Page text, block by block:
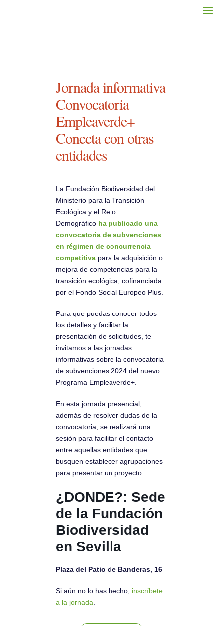
Jornada informativa
Convocatoria
Empleaverde+
Conecta con otras
entidades
La Fundación Biodiversidad del
Ministerio para la Transición
Ecológica y el Reto
Demográfico ha publicado una
convocatoria de subvenciones
en régimen de concurrencia
competitiva para la adquisición o
mejora de competencias para la
transición ecológica, cofinanciada
por el Fondo Social Europeo Plus.
Para que puedas conocer todos
los detalles y facilitar la
presentación de solicitudes, te
invitamos a las jornadas
informativas sobre la convocatoria
de subvenciones 2024 del nuevo
Programa Empleaverde+.
En esta jornada presencial,
además de resolver dudas de la
convocatoria, se realizará una
sesión para facilitar el contacto
entre aquellas entidades que
busquen establecer agrupaciones
para presentar un proyecto.
¿DONDE?: Sede
de la Fundación
Biodiversidad
en Sevilla
Plaza del Patio de Banderas, 16
Si aún no lo has hecho, inscríbete
a la jornada